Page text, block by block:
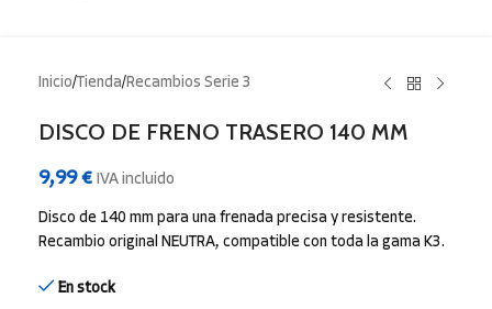
Inicio/Tienda/Recambios Serie 3
DISCO DE FRENO TRASERO 140 MM
9,99€ IVA incluido
Disco de 140 mm para una frenada precisa y resistente.
Recambio original NEUTRA, compatible con toda la gama K3.
En stock